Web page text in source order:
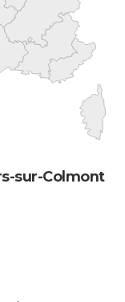
sur-Colmont